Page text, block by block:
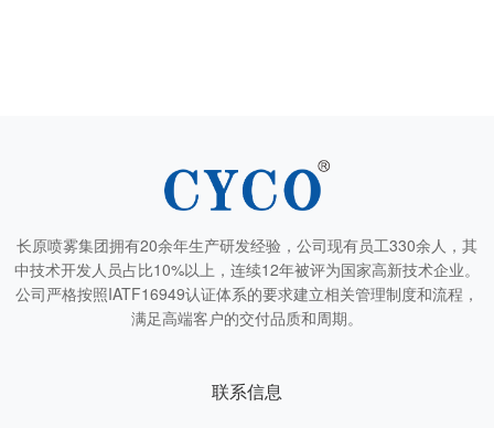
长原喷雾集团拥有20余年生产研发经验，公司现有员工330余人，其
中技术开发人员占比10%以上，连续12年被评为国家高新技术企业。
公司严格按照IATF16949认证体系的要求建立相关管理制度和流程，
满足高端客户的交付品质和周期。
联系信息